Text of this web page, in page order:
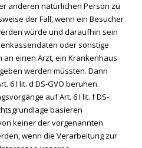
anderen natürlichen Person zu
der Fall, wenn ein Besucher
würde und daraufhin sein
oder sonstige
einen Arzt, ein Krankenhaus
werden müssten. Dann
6 I lit. d DS-GVO beruhen.
auf Art. 6 I lit. f DS-
basieren
keiner der vorgenannten
wenn die Verarbeitung zur